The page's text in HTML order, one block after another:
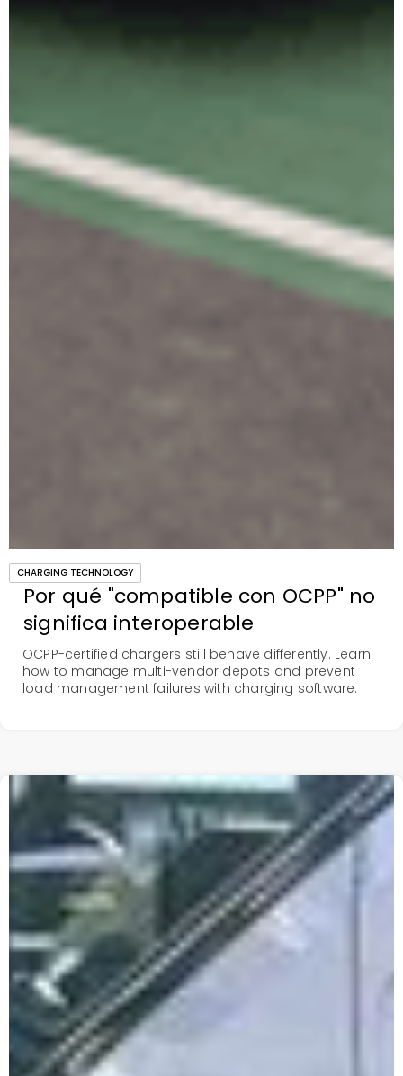
CHARGING TECHNOLOGY
Por qué "compatible con OCPP" no
significa interoperable
OCPP-certified chargers still behave differently. Learn
how to manage multi-vendor depots and prevent
load management failures with charging software.